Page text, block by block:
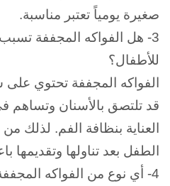
صغيرة يومياً تعتبر مناسبة.
3- هل الفواكه المجففة
للأطفال؟
الفواكه المجففة تحتوي
قد تلتصق بالأسنان وتساهم
العناية بنظافة الفم. لذلك من
الطفل بعد تناولها وتقديمها
4- أي نوع من الفواكه